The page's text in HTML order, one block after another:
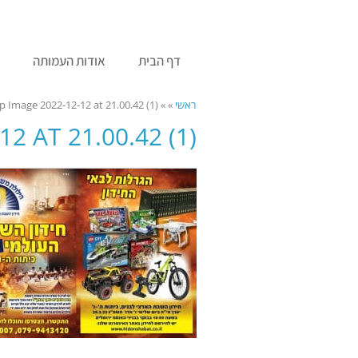
דף הבית אודות העמותה
ראשי »
»
Image 2022-12-12 at 21.00.42 (1)
AT 21.00.42 (1)